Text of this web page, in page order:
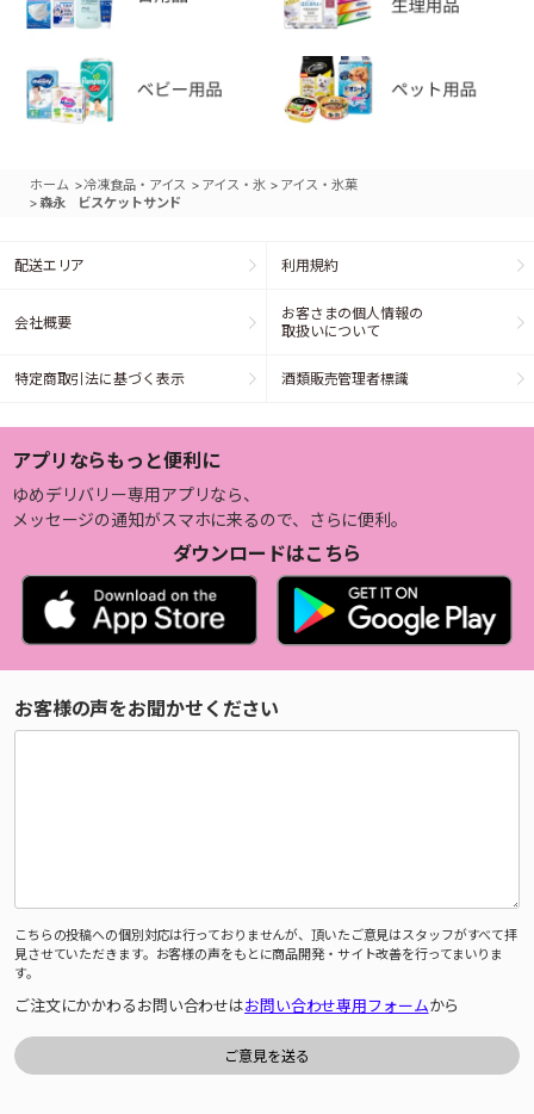
ホーム >冷凍食品・アイス > アイス・氷 > アイス・氷菓
> 森永 ビスケットサンド
配送エリア 利用規約
会社概要
お客さまの個人情報の
取扱いについて
特定商取引法に基づく表示 酒類販売管理者標識
アプリならもっと便利に
ゆめデリバリー専用アプリなら、
メッセージの通知がスマホに来るので、さらに便利。
ダウンロードはこちら
お客様の声をお聞かせください
こちらの投稿への個別対応は行っておりませんが、頂いたご意見はスタッフがすべて拝
見させていただきます。お客様の声をもとに商品開発・サイト改善を行ってまいりま
す。
ご注文にかかわるお問い合わせはお問い合わせ専用フォームから